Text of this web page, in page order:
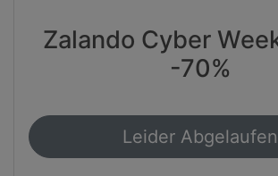
Zalando Cyber
-70%
Leider Abgelaufen